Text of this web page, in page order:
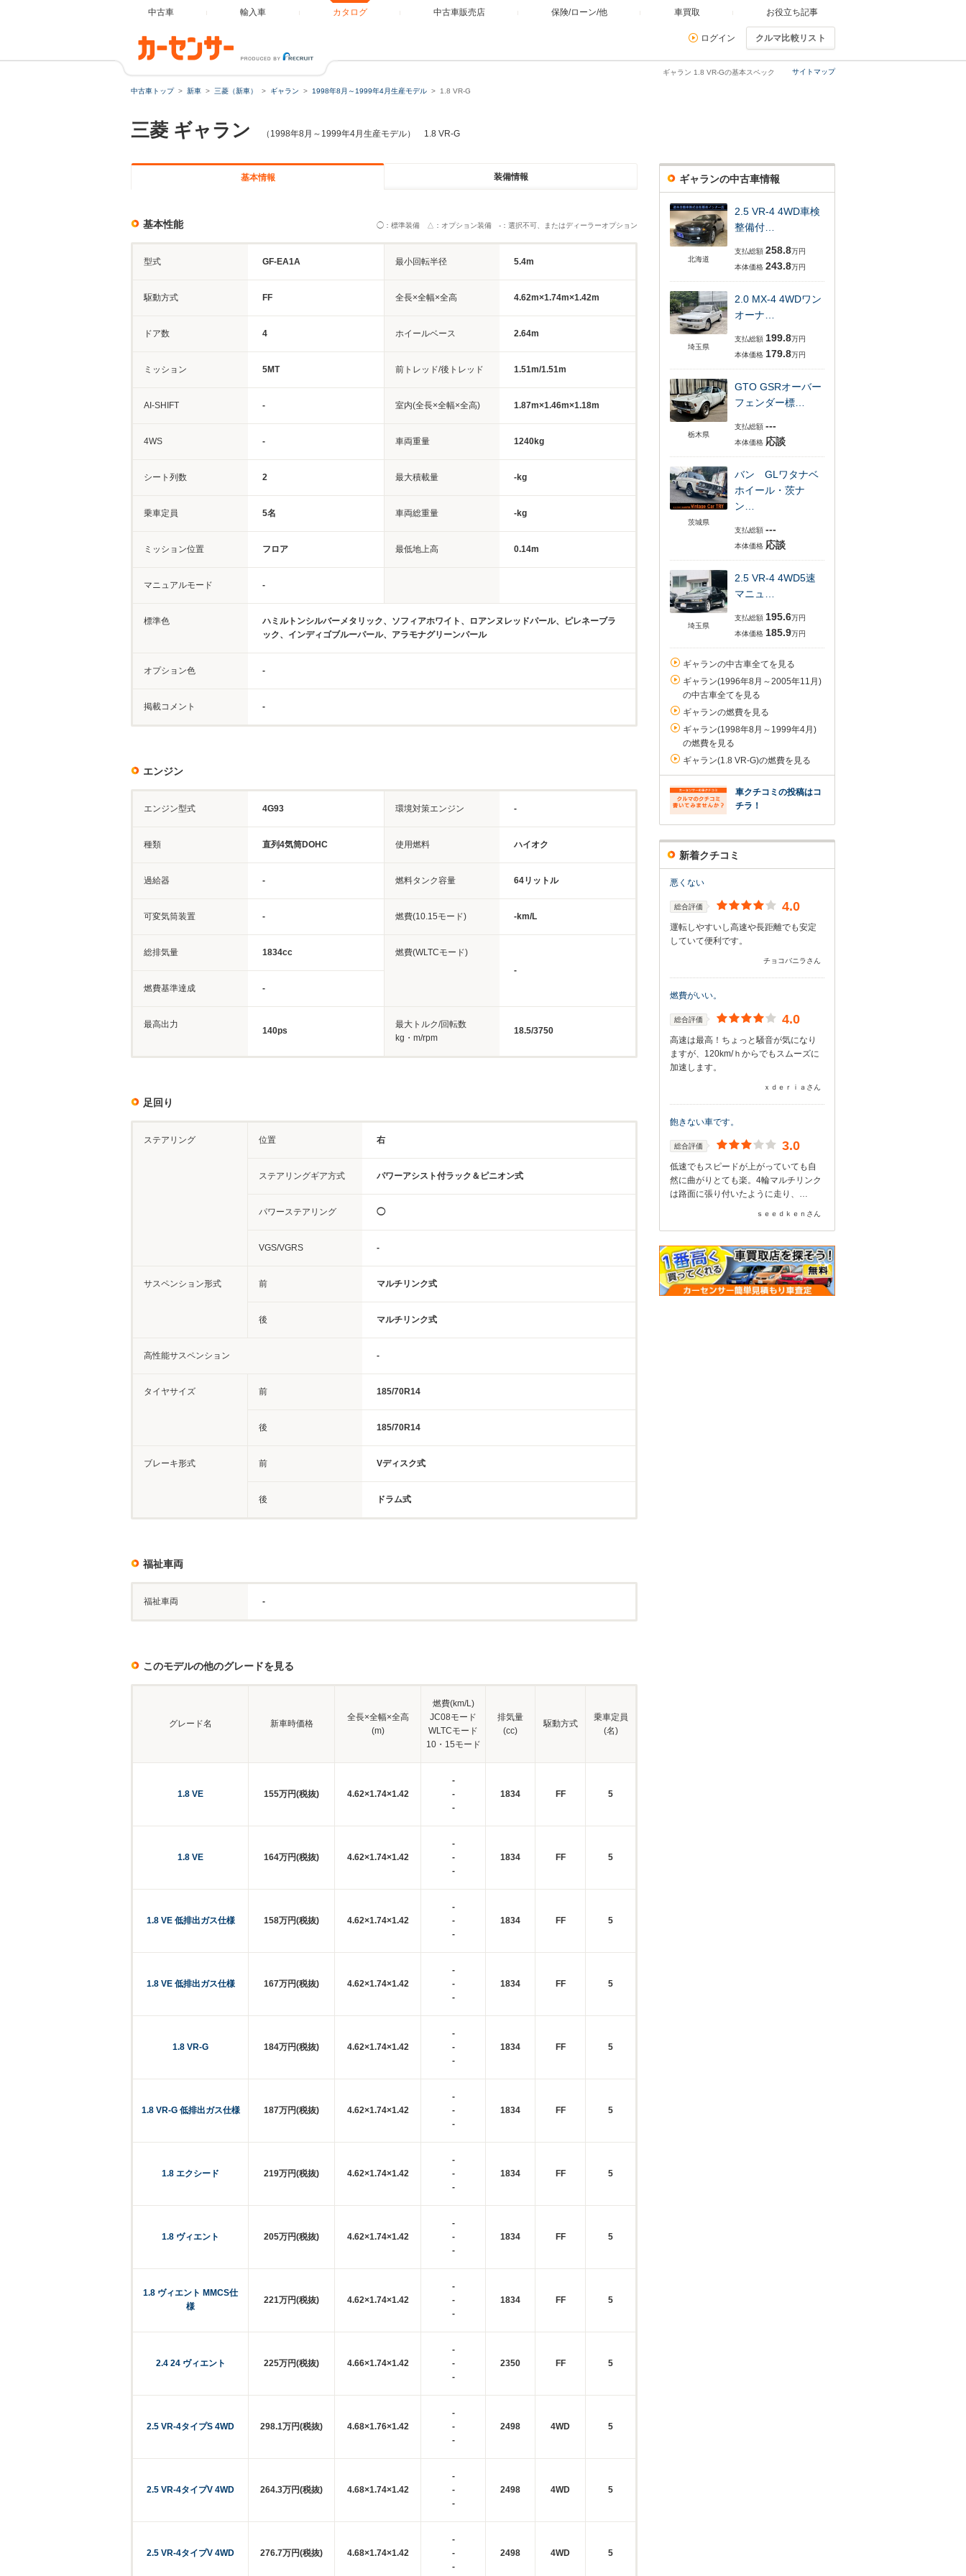
中古車 輸入車 カタログ 中古車販売店 保険/ローン/他 車買取 お役立ち記事
ログイン クルマ比較リスト
サイトマップ
ギャラン 1.8 VR-Gの基本スペック
中古車トップ 新車 三菱（新車） ギャラン 1998年8月～1999年4月生産モデル 1.8 VR-G
三菱 ギャラン （1998年8月～1999年4月生産モデル） 1.8 VR-G
基本情報 装備情報
基本性能 ◯：標準装備 △：オプション装備 -：選択不可、またはディーラーオプション
型式 GF-EA1A 最小回転半径 5.4m
駆動方式 FF 全長×全幅×全高 4.62m×1.74m×1.42m
ドア数 4 ホイールベース 2.64m
ミッション 5MT 前トレッド/後トレッド 1.51m/1.51m
AI-SHIFT - 室内(全長×全幅×全高) 1.87m×1.46m×1.18m
4WS - 車両重量 1240kg
シート列数 2 最大積載量 -kg
乗車定員 5名 車両総重量 -kg
ミッション位置 フロア 最低地上高 0.14m
マニュアルモード -
標準色
ハミルトンシルバーメタリック、ソフィアホワイト、ロアンヌレッドパール、ピレネーブラ
ック、インディゴブルーパール、アラモナグリーンパール
オプション色 -
掲載コメント -
エンジン
エンジン型式 4G93 環境対策エンジン -
種類 直列4気筒DOHC 使用燃料 ハイオク
過給器 - 燃料タンク容量 64リットル
可変気筒装置 - 燃費(10.15モード) -km/L
総排気量 1834cc
燃費(WLTCモード)
-
燃費基準達成
-
最高出力
140ps
最大トルク/回転数
kg・m/rpm
18.5/3750
足回り
ステアリング 位置 右
ステアリングギア方式 パワーアシスト付ラック＆ピニオン式
パワーステアリング ◯
VGS/VGRS -
サスペンション形式 前 マルチリンク式
後 マルチリンク式
高性能サスペンション -
タイヤサイズ 前 185/70R14
後 185/70R14
ブレーキ形式 前 Vディスク式
後 ドラム式
福祉車両
福祉車両 -
このモデルの他のグレードを見る
グレード名 新車時価格
全長×全幅×全高
(m)
燃費(km/L)
JC08モード
WLTCモード
10・15モード
排気量
(cc)
駆動方式
乗車定員
(名)
1.8 VE 155万円(税抜) 4.62×1.74×1.42
-
-
-
1834 FF 5
1.8 VE 164万円(税抜) 4.62×1.74×1.42
-
-
-
1834 FF 5
1.8 VE 低排出ガス仕様 158万円(税抜) 4.62×1.74×1.42
-
-
-
1834 FF 5
1.8 VE 低排出ガス仕様 167万円(税抜) 4.62×1.74×1.42
-
-
-
1834 FF 5
1.8 VR-G 184万円(税抜) 4.62×1.74×1.42
-
-
-
1834 FF 5
1.8 VR-G 低排出ガス仕様 187万円(税抜) 4.62×1.74×1.42
-
-
-
1834 FF 5
1.8 エクシード 219万円(税抜) 4.62×1.74×1.42
-
-
-
1834 FF 5
1.8 ヴィエント 205万円(税抜) 4.62×1.74×1.42
-
-
-
1834 FF 5
1.8 ヴィエント MMCS仕
様
221万円(税抜) 4.62×1.74×1.42
-
-
-
1834 FF 5
2.4 24 ヴィエント 225万円(税抜) 4.66×1.74×1.42
-
-
-
2350 FF 5
2.5 VR-4タイプS 4WD 298.1万円(税抜) 4.68×1.76×1.42
-
-
-
2498 4WD 5
2.5 VR-4タイプV 4WD 264.3万円(税抜) 4.68×1.74×1.42
-
-
-
2498 4WD 5
2.5 VR-4タイプV 4WD 276.7万円(税抜) 4.68×1.74×1.42
-
-
-
2498 4WD 5
ギャランの中古車情報
北海道
2.5 VR-4 4WD車検
整備付…
支払総額 258.8万円
本体価格 243.8万円
埼玉県
2.0 MX-4 4WDワン
オーナ…
支払総額 199.8万円
本体価格 179.8万円
栃木県
GTO GSRオーバー
フェンダー標…
支払総額 ---
本体価格 応談
茨城県
バン GLワタナベ
ホイール・茨ナ
ン…
支払総額 ---
本体価格 応談
埼玉県
2.5 VR-4 4WD5速
マニュ…
支払総額 195.6万円
本体価格 185.9万円
ギャランの中古車全てを見る
ギャラン(1996年8月～2005年11月)
の中古車全てを見る
ギャランの燃費を見る
ギャラン(1998年8月～1999年4月)
の燃費を見る
ギャラン(1.8 VR-G)の燃費を見る
車クチコミの投稿はコ
チラ！
新着クチコミ
悪くない
総合評価 4.0
運転しやすいし高速や長距離でも安定
していて便利です。
チョコバニラさん
燃費がいい。
総合評価 4.0
高速は最高！ちょっと騒音が気になり
ますが、120km/ｈからでもスムーズに
加速します。
ｘｄｅｒｉａさん
飽きない車です。
総合評価 3.0
低速でもスピードが上がっていても自
然に曲がりとても楽。4輪マルチリンク
は路面に張り付いたように走り、…
ｓｅｅｄｋｅｎさん